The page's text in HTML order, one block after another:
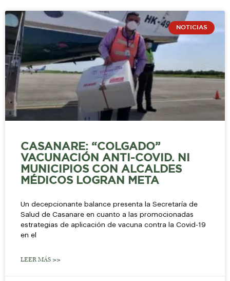
NOTICIAS
CASANARE: “COLGADO”
VACUNACIÓN ANTI-COVID. NI
MUNICIPIOS CON ALCALDES
MÉDICOS LOGRAN META
Un decepcionante balance presenta la Secretaría de
Salud de Casanare en cuanto a las promocionadas
estrategias de aplicación de vacuna contra la Covid-19
en el
LEER MÁS >>